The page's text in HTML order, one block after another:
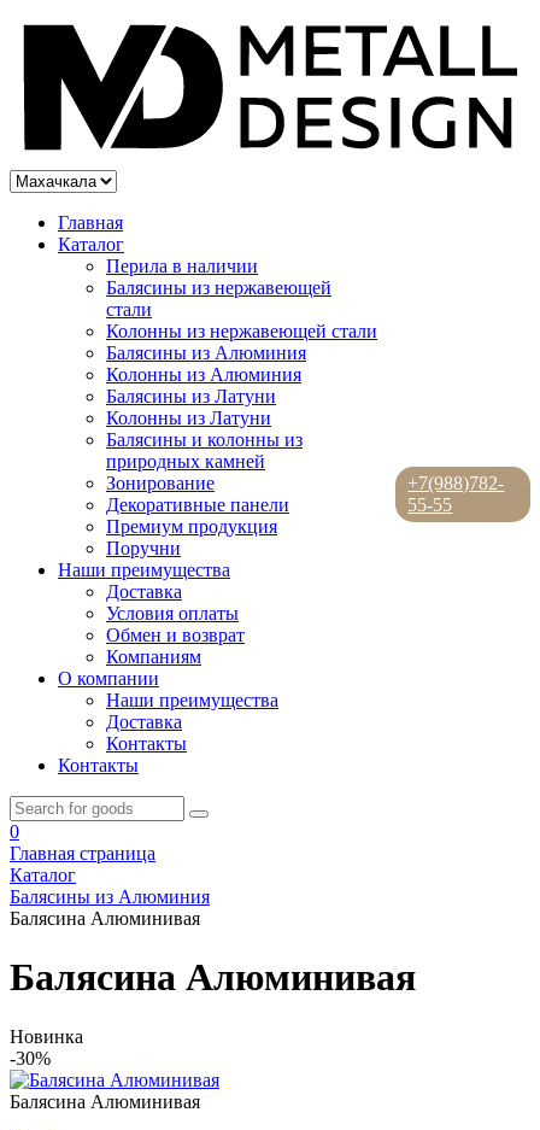
Главная
Каталог
Перила в наличии
Балясины из нержавеющей
стали
Колонны из нержавеющей стали
Балясины из Алюминия
Колонны из Алюминия
Балясины из Латуни
Колонны из Латуни
Балясины и колонны из
природных камней
Зонирование
Декоративные панели
Премиум продукция
Поручни
Наши преимущества
Доставка
Условия оплаты
Обмен и возврат
Компаниям
О компании
Наши преимущества
Доставка
Контакты
Контакты
+7(988)782-
55-55
0
Главная страница
Каталог
Балясины из Алюминия
Балясина Алюминивая
Балясина Алюминивая
Новинка
-30%
Балясина Алюминивая